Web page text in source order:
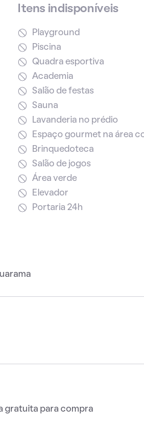
Itens indisponíveis
Playground
Piscina
Quadra esportiva
Academia
Salão de festas
Sauna
Lavanderia no prédio
Espaço gourmet na área
Brinquedoteca
Salão de jogos
Área verde
Elevador
Portaria 24h
gratuita para compra